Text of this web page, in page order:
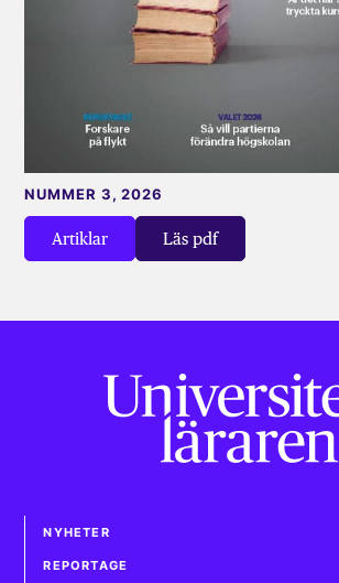
Artiklar Läs pdf
NUMMER 3, 2026
NYHETER
REPORTAGE